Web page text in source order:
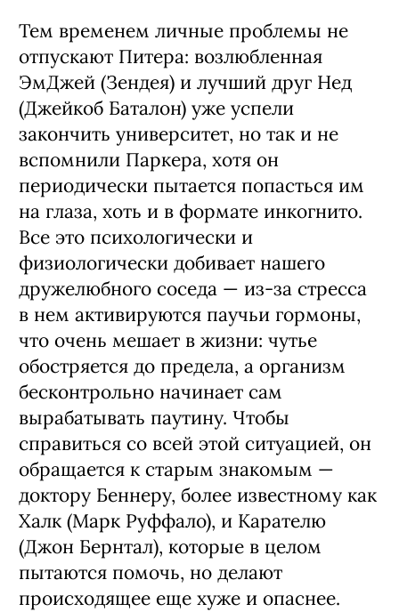
Тем временем личные проблемы не
отпускают Питера: возлюбленная
ЭмДжей (Зендея) и лучший друг Нед
(Джейкоб Баталон) уже успели
закончить университет, но так и не
вспомнили Паркера, хотя он
периодически пытается попасться им
на глаза, хоть и в формате инкогнито.
Все это психологически и
физиологически добивает нашего
дружелюбного соседа — из-за стресса
в нем активируются паучьи гормоны,
что очень мешает в жизни: чутье
обостряется до предела, а организм
бесконтрольно начинает сам
вырабатывать паутину. Чтобы
справиться со всей этой ситуацией, он
обращается к старым знакомым —
доктору Беннеру, более известному как
Халк (Марк Руффало), и Карателю
(Джон Бернтал), которые в целом
пытаются помочь, но делают
происходящее еще хуже и опаснее.